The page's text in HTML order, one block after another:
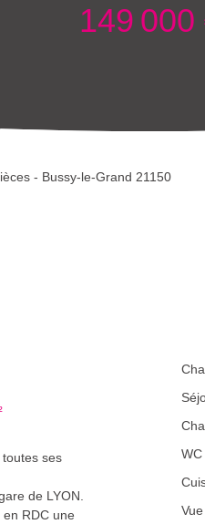
149 000
- Bussy-le-Grand 21150
ses
de LYON.
RDC une
WC
Vue